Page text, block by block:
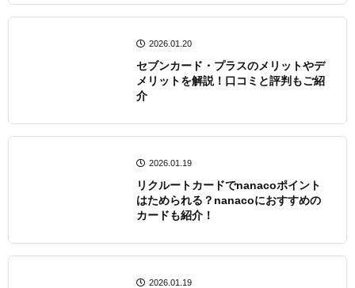
2026.01.20
セブンカード・プラスのメリットやデ
メリットを解説！口コミと評判もご紹
介
2026.01.19
リクルートカードでnanacoポイント
はためられる？nanacoにおすすめの
カードも紹介！
2026.01.19